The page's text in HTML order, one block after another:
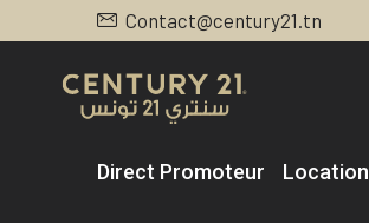
Contact@century21.tn
Direct Promoteur Location